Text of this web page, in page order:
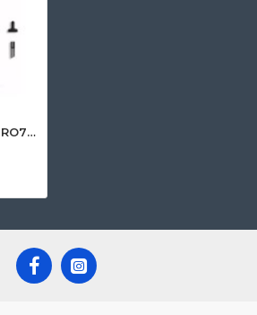
Пылесос Rowenta RO7B13EA